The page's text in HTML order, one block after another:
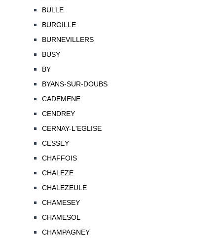
BULLE
BURGILLE
BURNEVILLERS
BUSY
BY
BYANS-SUR-DOUBS
CADEMENE
CENDREY
CERNAY-L'EGLISE
CESSEY
CHAFFOIS
CHALEZE
CHALEZEULE
CHAMESEY
CHAMESOL
CHAMPAGNEY